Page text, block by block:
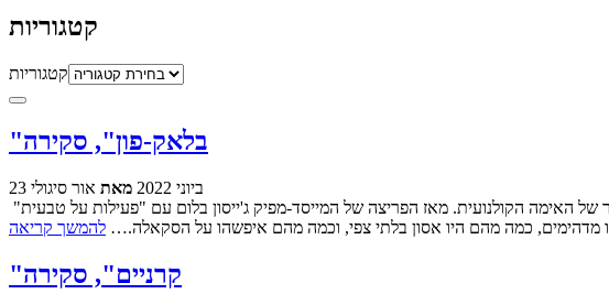
קטגוריות
קטגוריות
"בלאק-פון", סקירה
23 ביוני 2022 מאת אור סיגולי
להמשך קריאה
"קרניים", סקירה